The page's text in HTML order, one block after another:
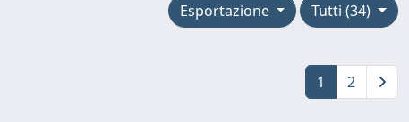
Tutti (34)
Esportazione
1 2